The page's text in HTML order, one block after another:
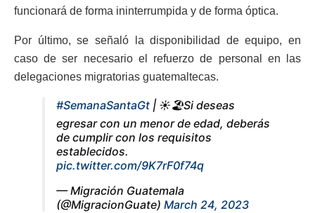
funcionará de forma ininterrumpida y de forma óptica.
Por último, se señaló la disponibilidad de equipo, en
caso de ser necesario el refuerzo de personal en las
delegaciones migratorias guatemaltecas.
#SemanaSantaGt | ☀️🏖️Si deseas
egresar con un menor de edad, deberás
de cumplir con los requisitos
establecidos.
pic.twitter.com/9K7rF0f74q
— Migración Guatemala
(@MigracionGuate) March 24, 2023